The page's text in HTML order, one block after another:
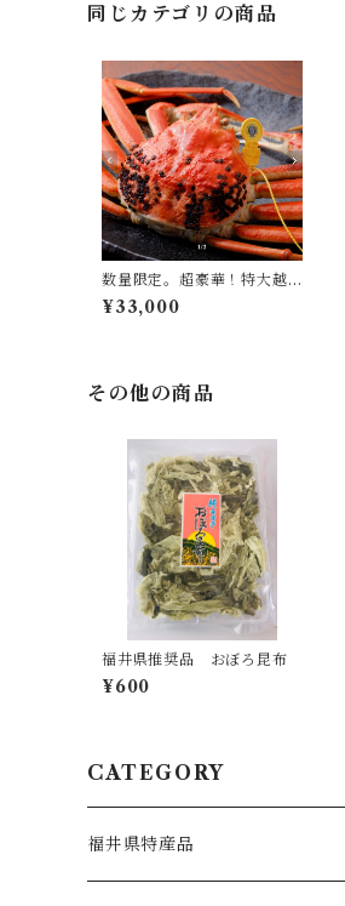
同じカテゴリの商品
数量限定。超豪華！特大越
前がに 1キロ以上
¥33,000
その他の商品
福井県推奨品 おぼろ昆布
¥600
CATEGORY
福井県特産品